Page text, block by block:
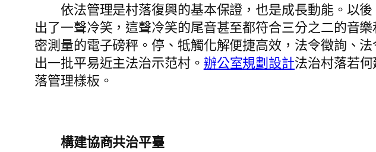
依法管理是村落復興的基本保證，也是成長動能。以後
出了一聲冷笑，這聲冷笑的尾音甚至都符合三分之二的音
密測量的電子磅秤。停、牴觸化解便捷高效，法令徵詢、
出一批平易近主法治示范村。 辦公室規劃設計法治村落若
落管理樣板。
構建協商共治平臺